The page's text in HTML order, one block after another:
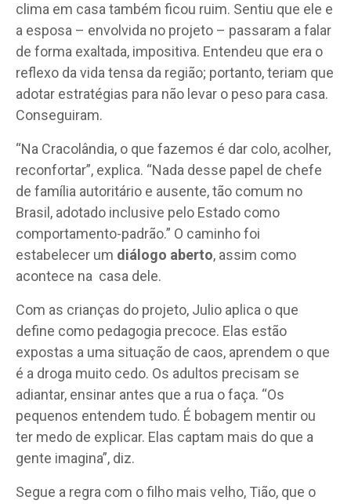
clima em casa também ficou ruim. Sentiu que ele e
a esposa – envolvida no projeto – passaram a falar
de forma exaltada, impositiva. Entendeu que era o
reflexo da vida tensa da região; portanto, teriam que
adotar estratégias para não levar o peso para casa.
Conseguiram.
“Na Cracolândia, o que fazemos é dar colo, acolher,
reconfortar”, explica. “Nada desse papel de chefe
de família autoritário e ausente, tão comum no
Brasil, adotado inclusive pelo Estado como
comportamento-padrão.” O caminho foi
estabelecer um diálogo aberto, assim como
acontece na casa dele.
Com as crianças do projeto, Julio aplica o que
define como pedagogia precoce. Elas estão
expostas a uma situação de caos, aprendem o que
é a droga muito cedo. Os adultos precisam se
adiantar, ensinar antes que a rua o faça. “Os
pequenos entendem tudo. É bobagem mentir ou
ter medo de explicar. Elas captam mais do que a
gente imagina”, diz.
Segue a regra com o filho mais velho, Tião, que o